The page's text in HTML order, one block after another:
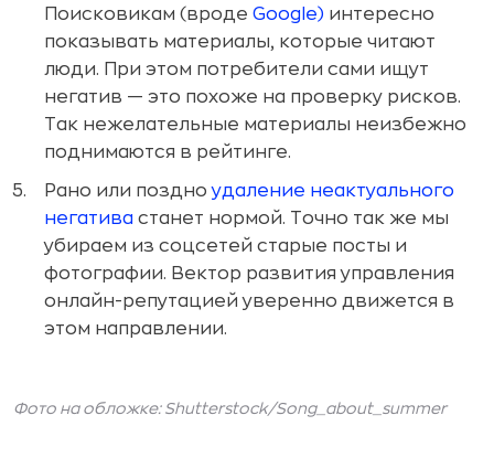
Поисковикам (вроде Google) интересно
показывать материалы, которые читают
люди. При этом потребители сами ищут
негатив — это похоже на проверку рисков.
Так нежелательные материалы неизбежно
поднимаются в рейтинге.
Рано или поздноудаление неактуального
негатива станет нормой. Точно так же мы
убираем из соцсетей старые посты и
фотографии. Вектор развития управления
онлайн-репутацией уверенно движется в
этом направлении.
Фото на обложке: Shutterstock/Song_about_summer